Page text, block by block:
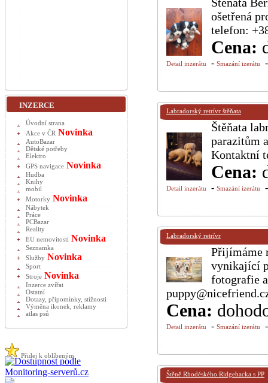
ošetřená
telefon:
Cena:
Detail inzerátu - Smazání izerátu
Labradorský retrívr štěňata
Štěňata
parazitům
Kontaktní
Cena:
Detail inzerátu - Smazání izerátu
Labradorský retrívr
Přijímáme
vynikající
fotografie
Cena:
Detail inzerátu - Smazání izerátu
Štěně Rhodéského Ridgebacka s PP
INZERCE
Úvodní strana
Akce v ČR Novinka
AutoBazar
Dětské potřeby
Elektro
GPS navigace Novinka
Hudba
Knihy
mobil
Motorky Novinka
Nábytek
Práce
PCBazar
Reality
EU nemovitosti Novinka
Seznamka
Služby Novinka
Sport
Stroje Novinka
Inzerce zvířat
Ostatní
Dotazy, připomínky, stížnosti
Výměna ikonek, reklamy
atlas psů
Přidej k oblíbeným